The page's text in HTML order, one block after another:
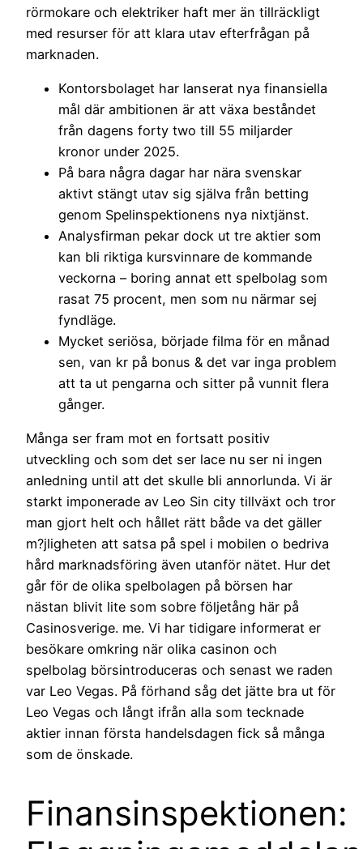
rörmokare och elektriker haft mer än tillräckligt
med resurser för att klara utav efterfrågan på
marknaden.
Kontorsbolaget har lanserat nya finansiella
mål där ambitionen är att växa beståndet
från dagens forty two till 55 miljarder
kronor under 2025.
På bara några dagar har nära svenskar
aktivt stängt utav sig själva från betting
genom Spelinspektionens nya nixtjänst.
Analysfirman pekar dock ut tre aktier som
kan bli riktiga kursvinnare de kommande
veckorna – boring annat ett spelbolag som
rasat 75 procent, men som nu närmar sej
fyndläge.
Mycket seriösa, började filma för en månad
sen, van kr på bonus & det var inga problem
att ta ut pengarna och sitter på vunnit flera
gånger.
Många ser fram mot en fortsatt positiv
utveckling och som det ser lace nu ser ni ingen
anledning until att det skulle bli annorlunda. Vi är
starkt imponerade av Leo Sin city tillväxt och tror
man gjort helt och hållet rätt både va det gäller
m?jligheten att satsa på spel i mobilen o bedriva
hård marknadsföring även utanför nätet. Hur det
går för de olika spelbolagen på börsen har
nästan blivit lite som sobre följetång här på
Casinosverige. me. Vi har tidigare informerat er
besökare omkring när olika casinon och
spelbolag börsintroduceras och senast we raden
var Leo Vegas. På förhand såg det jätte bra ut för
Leo Vegas och långt ifrån alla som tecknade
aktier innan första handelsdagen fick så många
som de önskade.
Finansinspektionen: